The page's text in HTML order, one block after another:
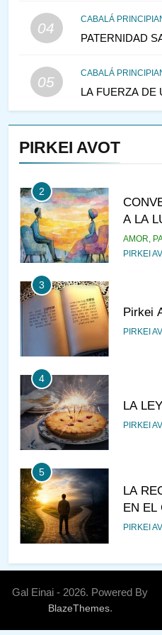
04
CABALÁ
PATERNIDAD
05
CABALÁ
LA FUERZA DE
PIRKEI AVOT
1
RAZI
2
A LA
AMOR,
PIRKEI
3
Pirkei
PIRKEI
4
LA
PIRKEI
5
LA
EN EL
PIRKEI
6
¿DE
Gal Einai - 2026. Powered By
BlazeThemes.